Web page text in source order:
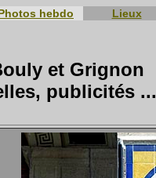
hebdo Lieux
et Grignon
publicités ...